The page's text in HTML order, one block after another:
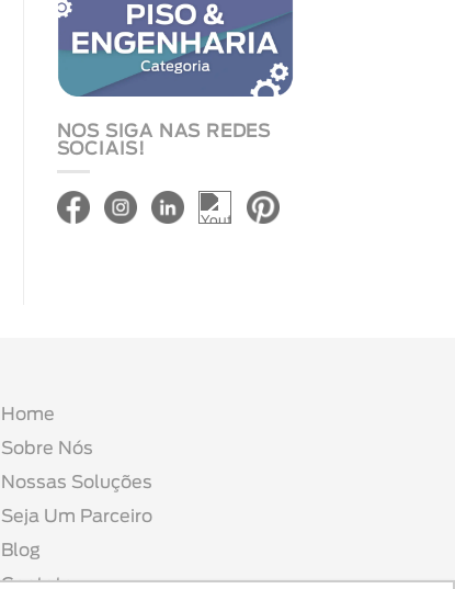
NOS SIGA NAS REDES
SOCIAIS!
Home
Sobre Nós
Nossas Soluções
Seja Um Parceiro
Blog
Contato